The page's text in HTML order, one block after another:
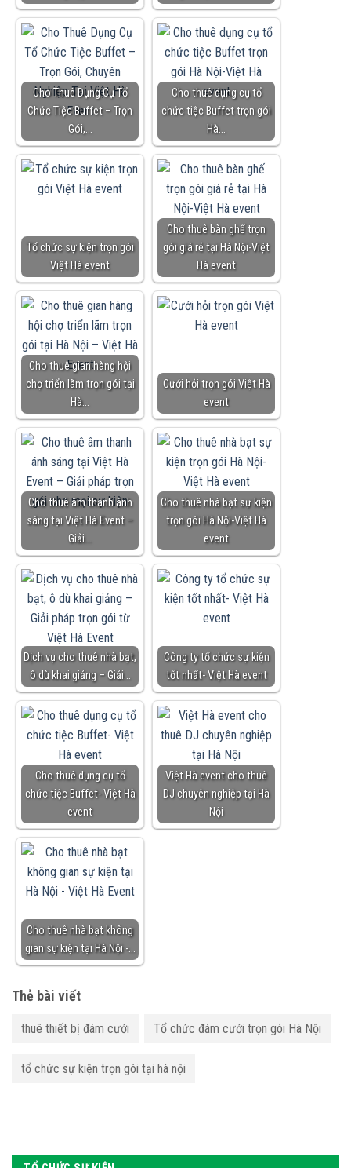
Cho Thuê Dụng Cụ Tổ
Chức Tiệc Buffet – Trọn
Gói,…
Cho thuê dụng cụ tổ
chức tiệc Buffet trọn gói
Hà…
Tổ chức sự kiện trọn gói
Việt Hà event
Cho thuê bàn ghế trọn
gói giá rẻ tại Hà Nội-Việt
Hà event
Cho thuê gian hàng hội
chợ triển lãm trọn gói tại
Hà…
Cưới hỏi trọn gói Việt Hà
event
Cho thuê âm thanh ánh
sáng tại Việt Hà Event –
Giải…
Cho thuê nhà bạt sự kiện
trọn gói Hà Nội-Việt Hà
event
Dịch vụ cho thuê nhà bạt,
ô dù khai giảng – Giải…
Công ty tổ chức sự kiện
tốt nhất- Việt Hà event
Cho thuê dụng cụ tổ
chức tiệc Buffet- Việt Hà
event
Việt Hà event cho thuê
DJ chuyên nghiệp tại Hà
Nội
Cho thuê nhà bạt không
gian sự kiện tại Hà Nội -…
Thẻ bài viết
thuê thiết bị đám cưới Tổ chức đám cưới trọn gói Hà Nội
tổ chức sự kiện trọn gói tại hà nội